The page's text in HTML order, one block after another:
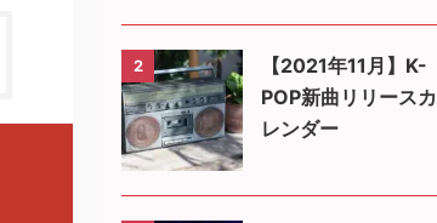
2
【2021年11月】K-
POP新曲リリースカ
レンダー